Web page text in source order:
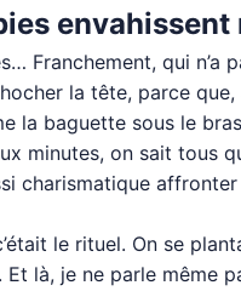
Franchement, qui
la tête, parce
la baguette sous le
minutes, on sait tous
charismatique affronter
le rituel. On se
là, je ne parle même